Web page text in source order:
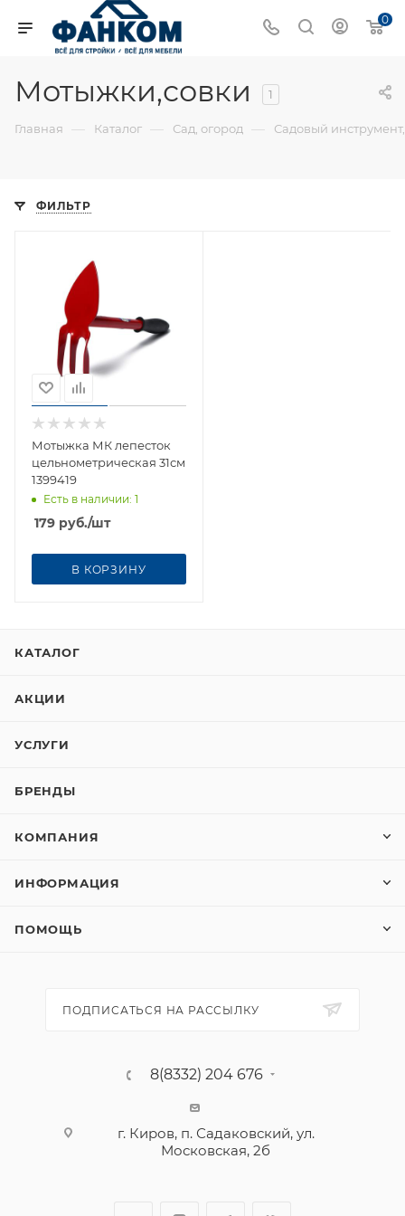
0
Мотыжки,совки 1
Главная — Каталог — Сад, огород — Садовый
ФИЛЬТР
Мотыжка МК лепесток
цельнометрическая 31см
1399419
Есть в наличии: 1
179 руб./шт
В КОРЗИНУ
КАТАЛОГ
АКЦИИ
УСЛУГИ
БРЕНДЫ
КОМПАНИЯ
ИНФОРМАЦИЯ
ПОМОЩЬ
ПОДПИСАТЬСЯ НА РАССЫЛКУ
8(8332) 204 676
г. Киров, п. Садаковский, ул.
Московская, 2б